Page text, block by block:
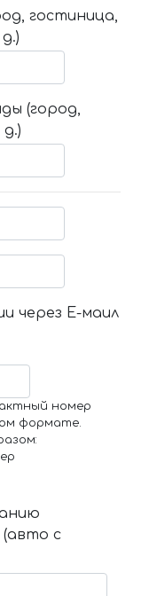
гостиница,
(город,
через Е-маил
номер
формате.
с